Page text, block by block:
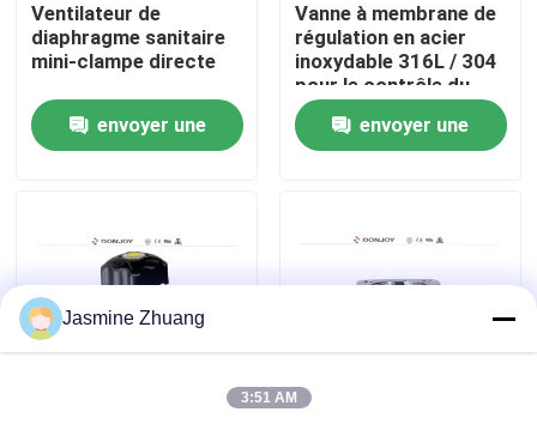
Visite de l'usine
Contrôle de la qualité
Nouvelles
Demandez un devis
Soupape à diaphragme sanitaire
Ventilateur de
diaphragme sanitaire
mini-clampe directe
envoyer une
Vanne à membrane de
régulation en acier
inoxydable 316L / 304
pour le contrôle du
débit
envoyer une
Jasmine Zhuang
3:51 AM